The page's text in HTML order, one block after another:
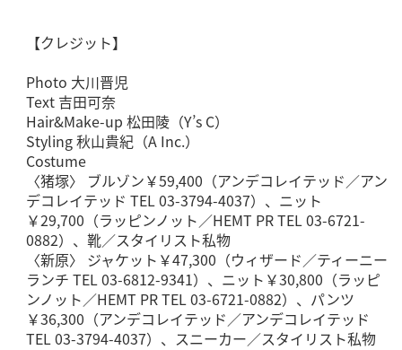
【クレジット】
Photo 大川晋児
Text 吉田可奈
Hair&Make-up 松田陵（Y’s C）
Styling 秋山貴紀（A Inc.）
Costume
〈猪塚〉 ブルゾン￥59,400（アンデコレイテッド／アン
デコレイテッド TEL 03-3794-4037）、ニット
￥29,700（ラッピンノット／HEMT PR TEL 03-6721-
0882）、靴／スタイリスト私物
〈新原〉 ジャケット￥47,300（ウィザード／ティーニー
ランチ TEL 03-6812-9341）、ニット￥30,800（ラッピ
ンノット／HEMT PR TEL 03-6721-0882）、パンツ
￥36,300（アンデコレイテッド／アンデコレイテッド
TEL 03-3794-4037）、スニーカー／スタイリスト私物